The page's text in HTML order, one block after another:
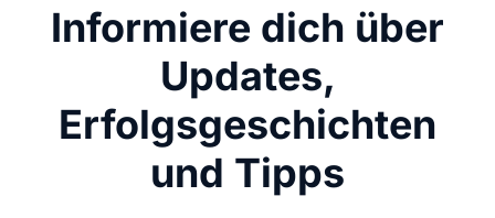
Informiere dich über
Updates,
Erfolgsgeschichten
und Tipps